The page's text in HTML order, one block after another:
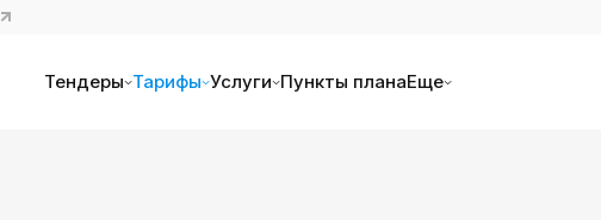
Тендеры Тарифы Услуги Пункты планаЕще